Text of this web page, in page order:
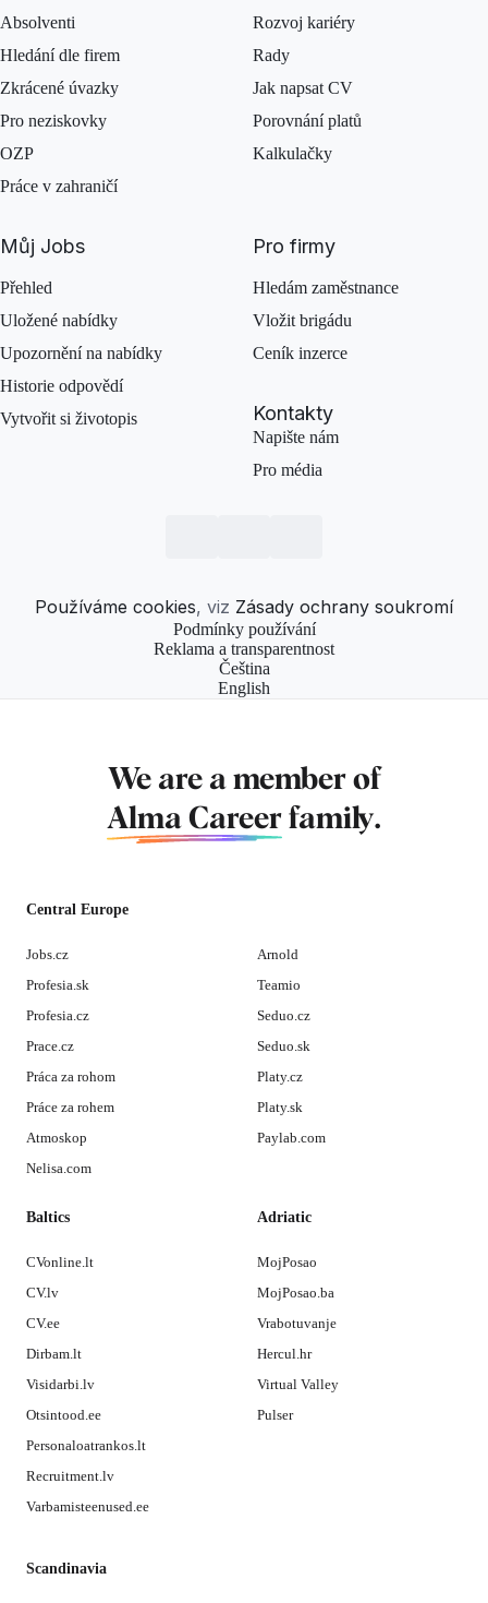
Absolventi
Hledání dle firem
Zkrácené úvazky
Pro neziskovky
OZP
Práce v zahraničí
Rozvoj kariéry
Rady
Jak napsat CV
Porovnání platů
Kalkulačky
Můj Jobs
Přehled
Uložené nabídky
Upozornění na nabídky
Historie odpovědí
Vytvořit si životopis
Pro firmy
Hledám zaměstnance
Vložit brigádu
Ceník inzerce
Kontakty
Napište nám
Pro média
Používáme cookies, viz Zásady ochrany soukromí
Podmínky používání
Reklama a transparentnost
Čeština
English
We are a member of
Alma Career family.
Central Europe
Jobs.cz
Profesia.sk
Profesia.cz
Prace.cz
Práca za rohom
Práce za rohem
Atmoskop
Nelisa.com
Arnold
Teamio
Seduo.cz
Seduo.sk
Platy.cz
Platy.sk
Paylab.com
Baltics
CVonline.lt
CV.lv
CV.ee
Dirbam.lt
Visidarbi.lv
Otsintood.ee
Personaloatrankos.lt
Recruitment.lv
Varbamisteenused.ee
Adriatic
MojPosao
MojPosao.ba
Vrabotuvanje
Hercul.hr
Virtual Valley
Pulser
Scandinavia